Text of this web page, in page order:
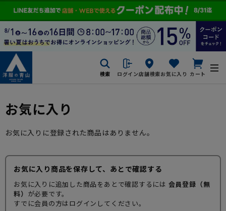
検索 ログイン店舗検索お気に入り カート
お気に入り
お気に入りに登録された商品はありません。
お気に入り商品を保存して、あとで確認する
お気に入りに追加した商品をあとで確認するには 会員登録（無
料） が必要です。
すでに会員の方はログインしてください。